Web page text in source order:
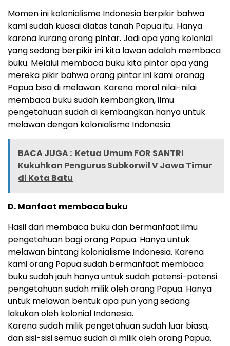
Momen ini kolonialisme Indonesia berpikir bahwa
kami sudah kuasai diatas tanah Papua itu. Hanya
karena kurang orang pintar. Jadi apa yang kolonial
yang sedang berpikir ini kita lawan adalah membaca
buku. Melalui membaca buku kita pintar apa yang
mereka pikir bahwa orang pintar ini kami oranag
Papua bisa di melawan. Karena moral nilai-nilai
membaca buku sudah kembangkan, ilmu
pengetahuan sudah di kembangkan hanya untuk
melawan dengan kolonialisme Indonesia.
BACA JUGA : Ketua Umum FOR SANTRI
Kukuhkan Pengurus Subkorwil V Jawa Timur
di Kota Batu
D. Manfaat membaca buku
Hasil dari membaca buku dan bermanfaat ilmu
pengetahuan bagi orang Papua. Hanya untuk
melawan bintang kolonialisme Indonesia. Karena
kami orang Papua sudah bermanfaat membaca
buku sudah jauh hanya untuk sudah potensi-potensi
pengetahuan sudah milik oleh orang Papua. Hanya
untuk melawan bentuk apa pun yang sedang
lakukan oleh kolonial Indonesia.
Karena sudah milik pengetahuan sudah luar biasa,
dan sisi-sisi semua sudah di milik oleh orang Papua.